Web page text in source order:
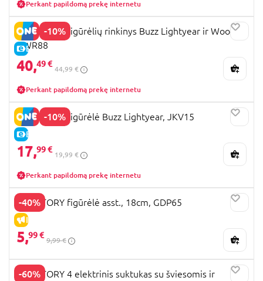
Perkant papildomą prekę internetu
-10%
E-KAINA
TOY STORY figūrėlių rinkinys Buzz Lightyear ir Woody,
HWR88
40,49 €
44,99 €
Perkant papildomą prekę internetu
-10%
E-KAINA
TOY STORY figūrėlė Buzz Lightyear, JKV15
17,99 €
19,99 €
Perkant papildomą prekę internetu
-40%
IŠPARDAVIMAS
TOY STORY figūrėlė asst., 18cm, GDP65
5,99 €
9,99 €
-60%
TOY STORY 4 elektrinis suktukas su šviesomis ir